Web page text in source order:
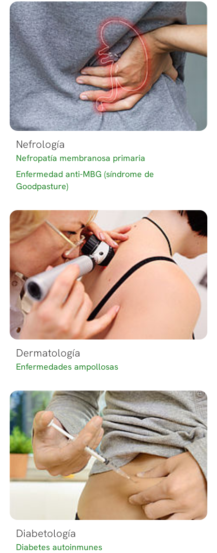
Nefrología
Nefropatía membranosa primaria
Enfermedad anti-MBG (síndrome de
Goodpasture)
Dermatología
Enfermedades ampollosas
Diabetología
Diabetes autoinmunes